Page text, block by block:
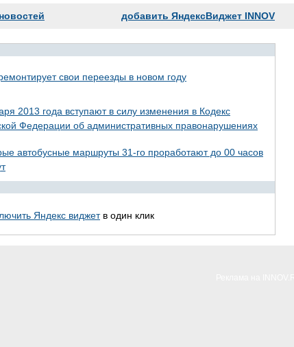
добавить ЯндексВиджет INNOV
свои переезды в новом году
2013 года вступают в силу изменения в Кодекс
Федерации об административных правонарушениях
автобусные маршруты 31-го проработают до 00 часов
Яндекс виджетв один клик